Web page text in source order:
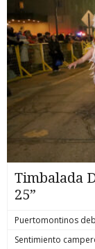
Timbalada
25”
Puertomontinos
Sentimiento